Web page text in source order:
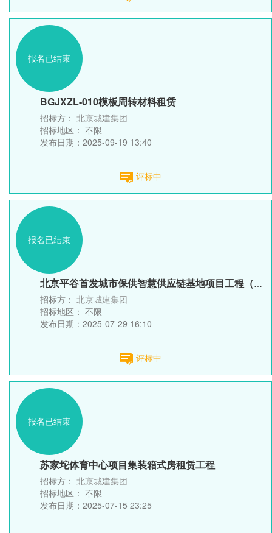
报名已结束
BGJXZL-010模板周转材料租赁
招标方： 北京城建集团
招标地区： 不限
发布日期：2025-09-19 13:40
评标中
报名已结束
北京平谷首发城市保供智慧供应链基地项目工程（二标段）--箱式...
招标方： 北京城建集团
招标地区： 不限
发布日期：2025-07-29 16:10
评标中
报名已结束
苏家坨体育中心项目集装箱式房租赁工程
招标方： 北京城建集团
招标地区： 不限
发布日期：2025-07-15 23:25